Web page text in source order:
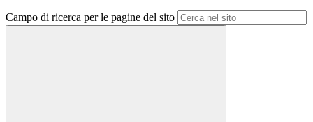
Campo di ricerca per le pagine del sito